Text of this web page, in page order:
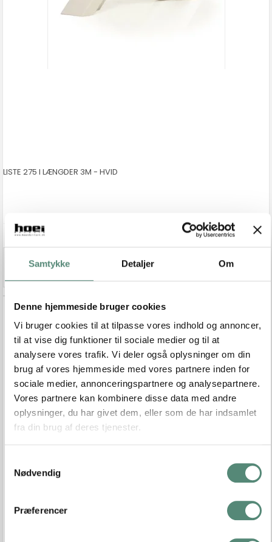
Samtykke Detaljer Om
Denne hjemmeside bruger cookies
Vi bruger cookies til at tilpasse vores indhold og annoncer,
til at vise dig funktioner til sociale medier og til at
analysere vores trafik. Vi deler også oplysninger om din
brug af vores hjemmeside med vores partnere inden for
sociale medier, annonceringspartnere og analysepartnere.
Vores partnere kan kombinere disse data med andre
oplysninger, du har givet dem, eller som de har indsamlet
fra din brug af deres tjenester.
Nødvendig
Præferencer
LISTE 275 I LÆNGDER 3M - HVID
Vis produkt